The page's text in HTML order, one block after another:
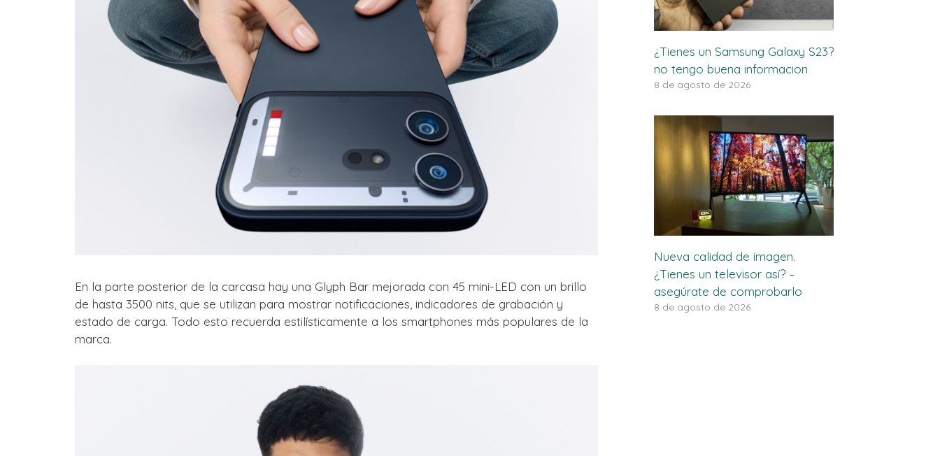
En la parte posterior de la carcasa hay una Glyph Bar mejorada con 45 mini-LED con un brillo
de hasta 3500 nits, que se utilizan para mostrar notificaciones, indicadores de grabación y
estado de carga. Todo esto recuerda estilísticamente a los smartphones más populares de la
marca.
¿Tienes un Samsung Galaxy S23?
no tengo buena informacion
8 de agosto de 2026
Nueva calidad de imagen.
¿Tienes un televisor así? –
asegúrate de comprobarlo
8 de agosto de 2026